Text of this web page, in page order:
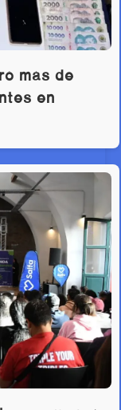
más de
en